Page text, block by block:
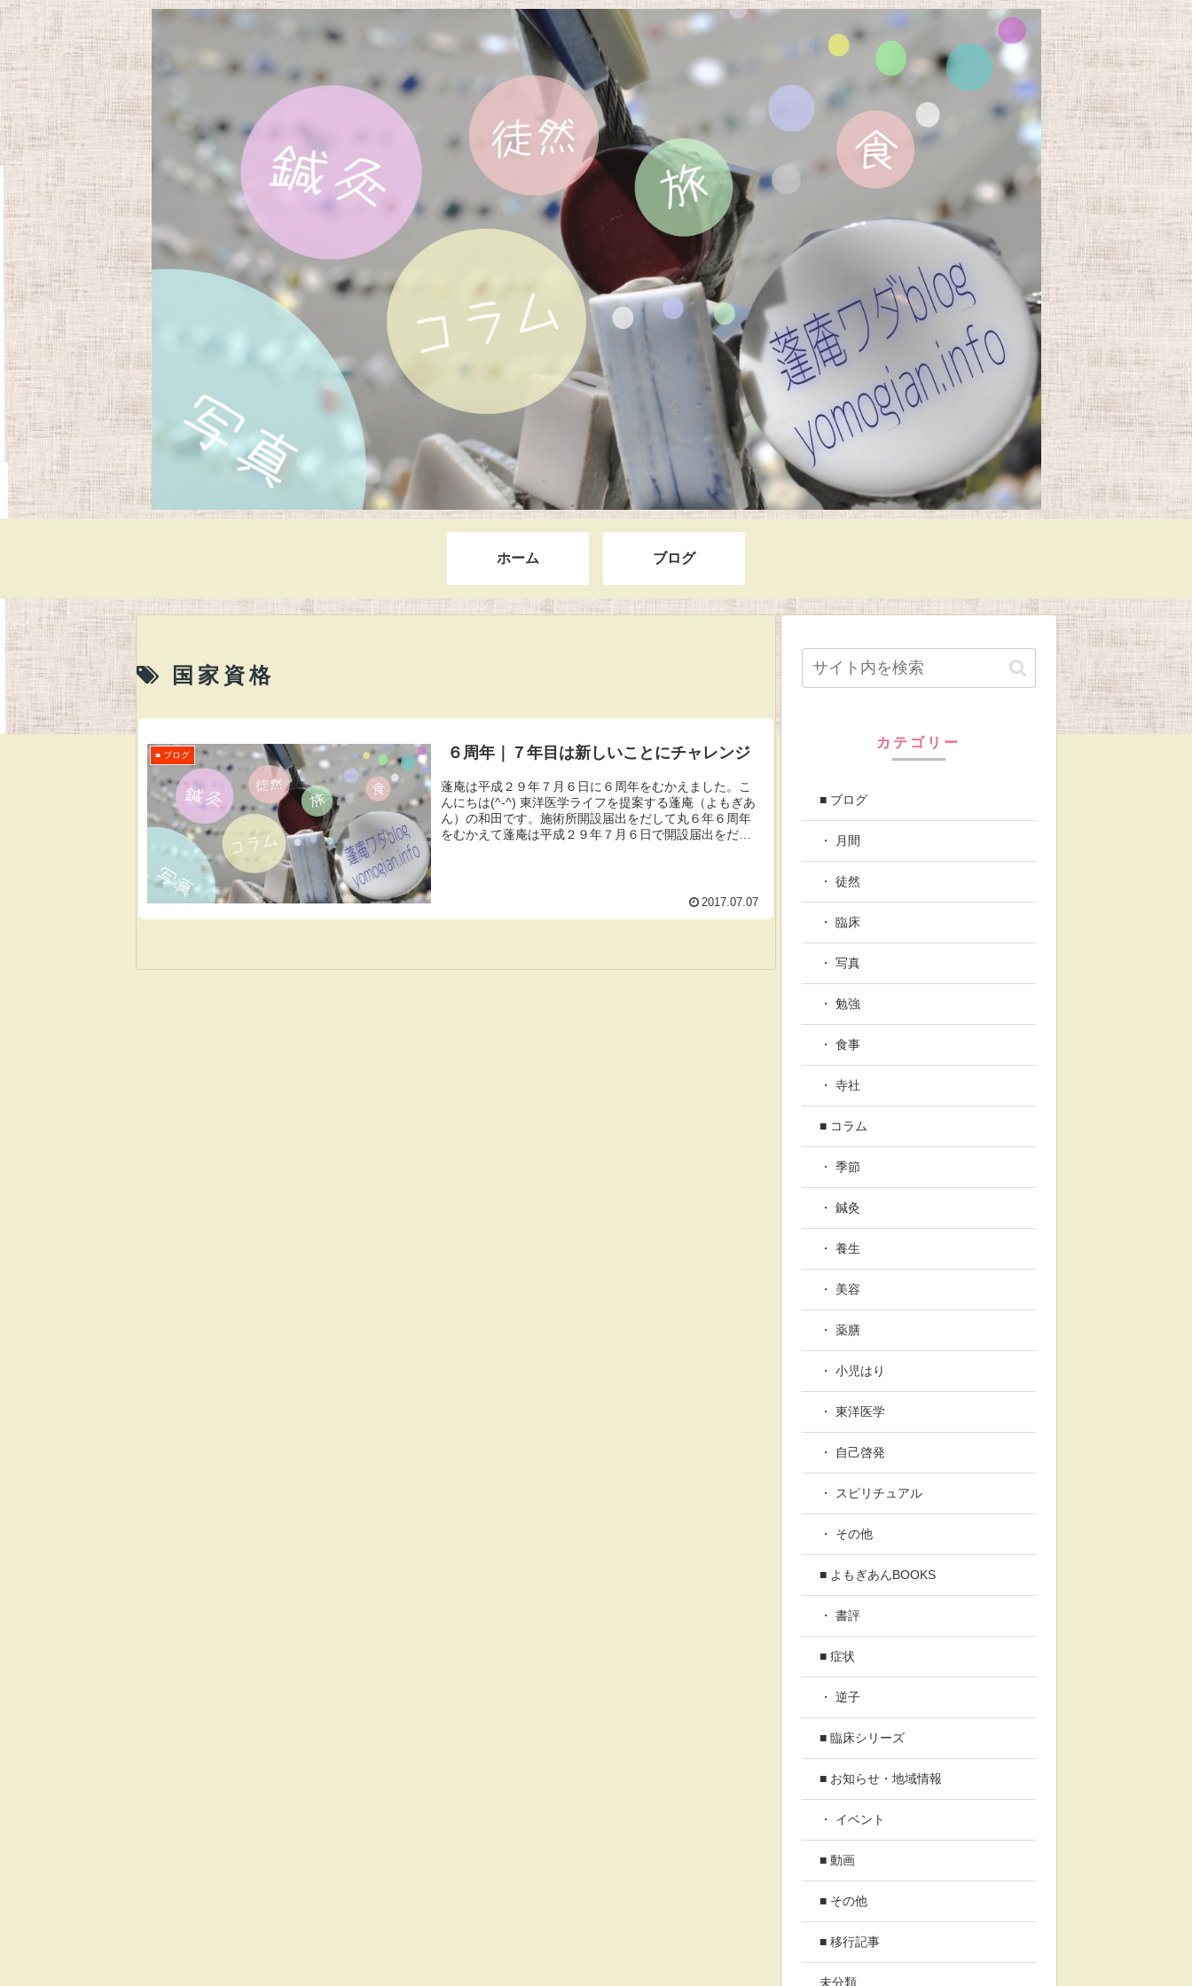
ホーム ブログ
国家資格
■ ブログ ６周年｜７年目は新しいことにチャレンジ
蓬庵は平成２９年７月６日に６周年をむかえました。こ
んにちは(^-^) 東洋医学ライフを提案する蓬庵（よもぎあ
ん）の和田です。施術所開設届出をだして丸６年６周年
をむかえて蓬庵は平成２９年７月６日で開設届出をだし
2017.07.07
カテゴリー
■ ブログ
・ 月間
・ 徒然
・ 臨床
・ 写真
・ 勉強
・ 食事
・ 寺社
■ コラム
・ 季節
・ 鍼灸
・ 養生
・ 美容
・ 薬膳
・ 小児はり
・ 東洋医学
・ 自己啓発
・ スピリチュアル
・ その他
■ よもぎあんBOOKS
・ 書評
■ 症状
・ 逆子
■ 臨床シリーズ
■ お知らせ・地域情報
・ イベント
■ 動画
■ その他
■ 移行記事
未分類